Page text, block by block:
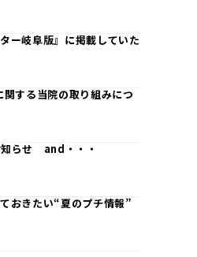
ター岐阜版』に掲載していた
関する当院の取り組みにつ
らせ and・・・
おきたい“夏のプチ情報”